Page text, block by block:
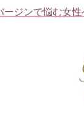
ージンで悩む女性